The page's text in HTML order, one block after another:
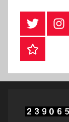
#Twitter
Webshop